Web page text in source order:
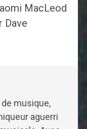
MacLeod
Dave
musique,
aguerri